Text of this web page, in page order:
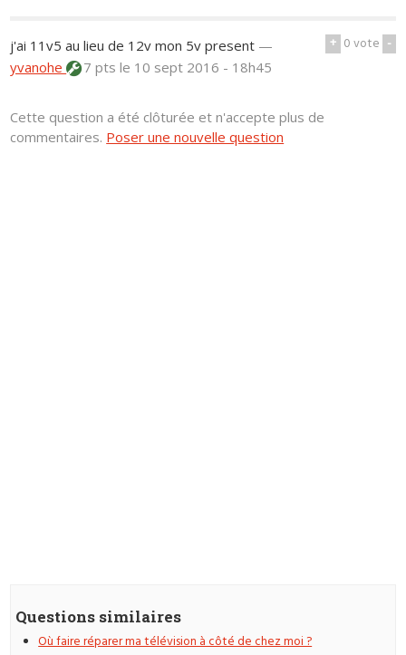
+ 0vote -
j'ai 11v5 au lieu de 12v mon 5v present —
yvanohe
7 ptsle 10 sept 2016 - 18h45
Cette question a été clôturée et n'accepte plus de
commentaires. Poser une nouvelle question
Questions similaires
Où faire réparer ma télévision à côté de chez moi ?